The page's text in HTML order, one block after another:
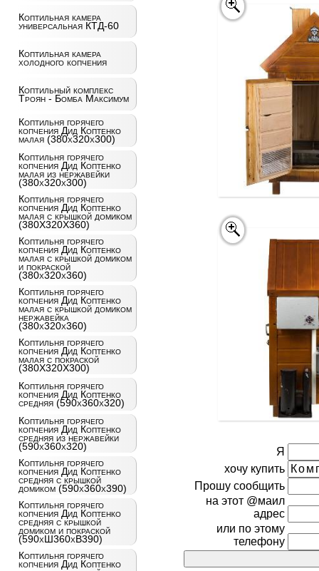
Коптильная камера
универсальная КТД-60
Коптильная камера
холодного копчения
Коптильный комплекс
Троян - Бомба Максимум
Коптильня горячего
копчения Дид Коптенко
малая (380x320x300)
Коптильня горячего
копчения Дид Коптенко
малая из нержавейки
(380x320x300)
Коптильня горячего
копчения Дид Коптенко
малая с крышкой домиком
(380X320X360)
Коптильня горячего
копчения Дид Коптенко
малая с крышкой домиком
и покраской
(380x320x360)
Коптильня горячего
копчения Дид Коптенко
малая с крышкой домиком
нержавейка
(380x320x360)
Коптильня горячего
копчения Дид Коптенко
малая с покраской
(380X320X300)
Коптильня горячего
копчения Дид Коптенко
средняя (590x360x320)
Коптильня горячего
копчения Дид Коптенко
средняя из нержавейки
(590x360x320)
Коптильня горячего
копчения Дид Коптенко
средняя с крышкой
домиком (590x360x390)
Коптильня горячего
копчения Дид Коптенко
средняя с крышкой
домиком и покраской
(590хШ360хВ390)
Коптильня горячего
копчения Дид Коптенко
Я
хочу купить
Прошу сообщить
на этот @маил
адрес
или по этому
телефону